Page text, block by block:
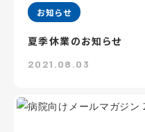
お知らせ
夏季休業のお知らせ
2021.08.03